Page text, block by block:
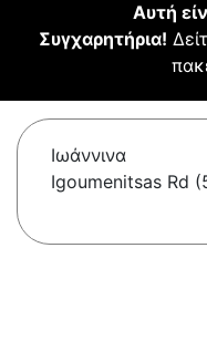
Αυτή
Συγχαρητήρια!
Ιωάννινα
Igoumenitsas Rd